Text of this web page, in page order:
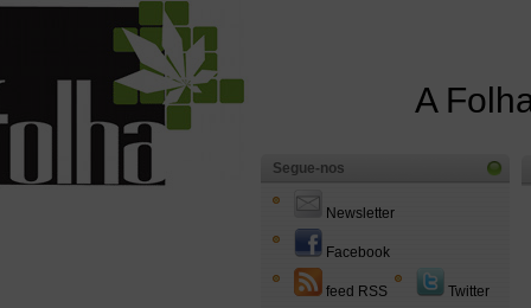
A
Segue-nos
Newsletter
Facebook
feed RSS Twitter